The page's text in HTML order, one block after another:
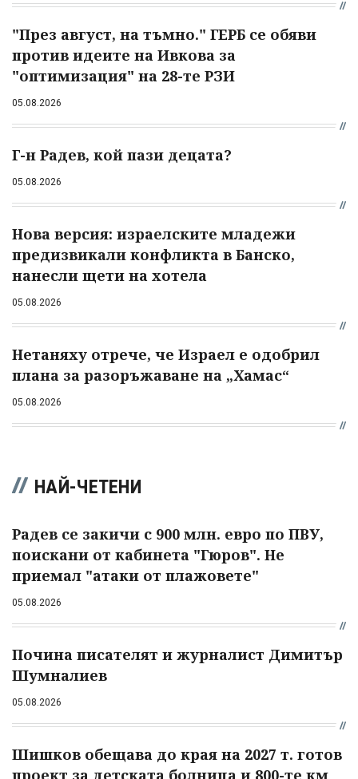
"През август, на тъмно." ГЕРБ се обяви
против идеите на Ивкова за
"оптимизация" на 28-те РЗИ
05.08.2026
Г-н Радев, кой пази децата?
05.08.2026
Нова версия: израелските младежи
предизвикали конфликта в Банско,
нанесли щети на хотела
05.08.2026
Нетаняху отрече, че Израел е одобрил
плана за разоръжаване на „Хамас“
05.08.2026
НАЙ-ЧЕТЕНИ
Радев се закичи с 900 млн. евро по ПВУ,
поискани от кабинета "Гюров". Не
приемал "атаки от плажовете"
05.08.2026
Почина писателят и журналист Димитър
Шумналиев
05.08.2026
Шишков обещава до края на 2027 т. готов
проект за детската болница и 800-те км